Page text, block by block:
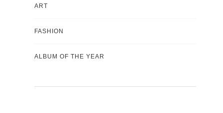
ART
FASHION
ALBUM OF THE YEAR